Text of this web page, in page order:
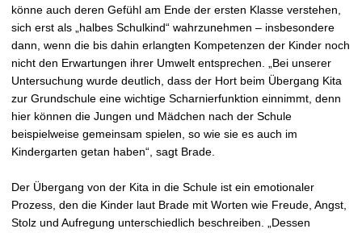
könne auch deren Gefühl am Ende der ersten Klasse verstehen,
sich erst als „halbes Schulkind“ wahrzunehmen – insbesondere
dann, wenn die bis dahin erlangten Kompetenzen der Kinder noch
nicht den Erwartungen ihrer Umwelt entsprechen. „Bei unserer
Untersuchung wurde deutlich, dass der Hort beim Übergang Kita
zur Grundschule eine wichtige Scharnierfunktion einnimmt, denn
hier können die Jungen und Mädchen nach der Schule
beispielweise gemeinsam spielen, so wie sie es auch im
Kindergarten getan haben“, sagt Brade.
Der Übergang von der Kita in die Schule ist ein emotionaler
Prozess, den die Kinder laut Brade mit Worten wie Freude, Angst,
Stolz und Aufregung unterschiedlich beschreiben. „Dessen